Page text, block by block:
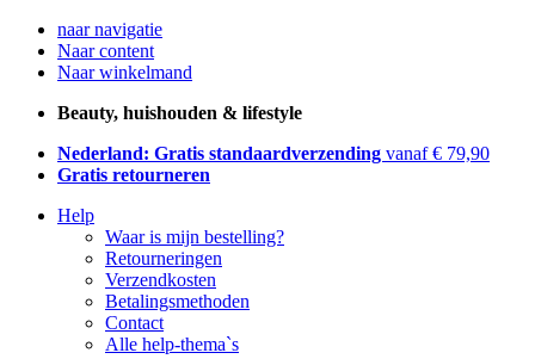
naar navigatie
Naar content
Naar winkelmand
Beauty, huishouden & lifestyle
Nederland: Gratis standaardverzending vanaf € 79,90
Gratis retourneren
Help
Waar is mijn bestelling?
Retourneringen
Verzendkosten
Betalingsmethoden
Contact
Alle help-thema`s